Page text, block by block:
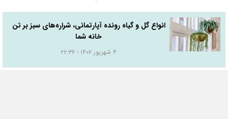
انواع گل و گیاه رونده آپارتمانی، شراره‌های سبز بر تن
خانه شما